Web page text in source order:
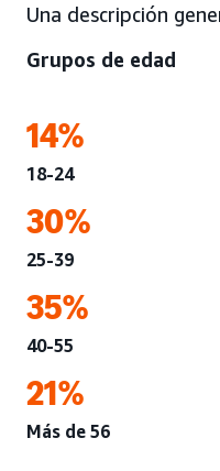
Una descripción
Grupos de edad
14%
18-24
30%
25-39
35%
40-55
21%
Más de 56